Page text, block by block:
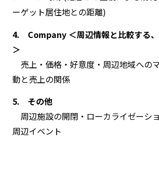
ーゲット居住地との距離)
4. Company ＜周辺情報と比較する
＞
売上・価格・好意度・周辺地域への
動と売上の関係
5. その他
周辺施設の開閉・ローカライゼーシ
周辺イベント